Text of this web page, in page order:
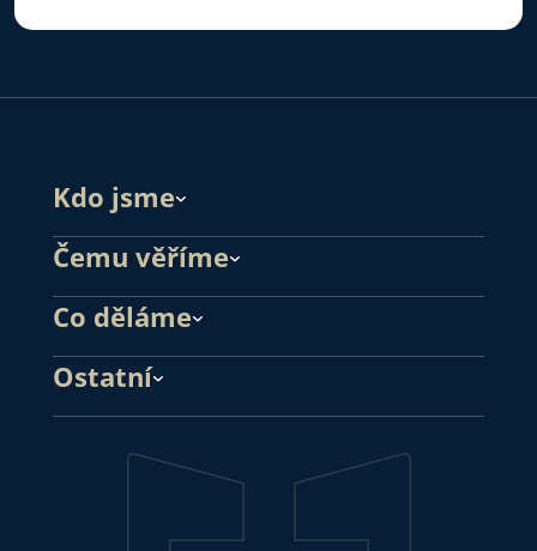
Kdo jsme
Čemu věříme
Co děláme
Ostatní